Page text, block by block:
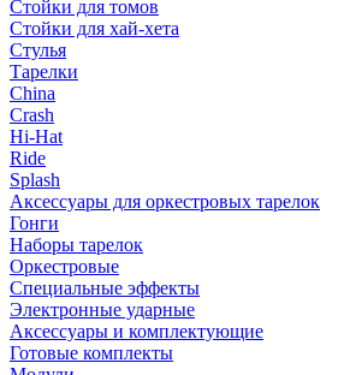
Стойки для томов
Стойки для хай-хета
Стулья
Тарелки
China
Crash
Hi-Hat
Ride
Splash
Аксессуары для оркестровых тарелок
Гонги
Наборы тарелок
Оркестровые
Специальные эффекты
Электронные ударные
Аксессуары и комплектующие
Готовые комплекты